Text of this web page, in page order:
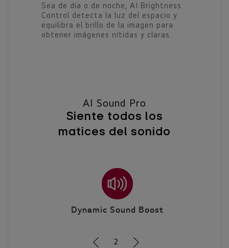
Sea de día o de noche, AI Brightness
Control detecta la luz del espacio y
equilibra el brillo de la imagen para
obtener imágenes nítidas y claras.
AI Sound Pro
Siente todos los
matices del sonido
Dynamic Sound Boost
2